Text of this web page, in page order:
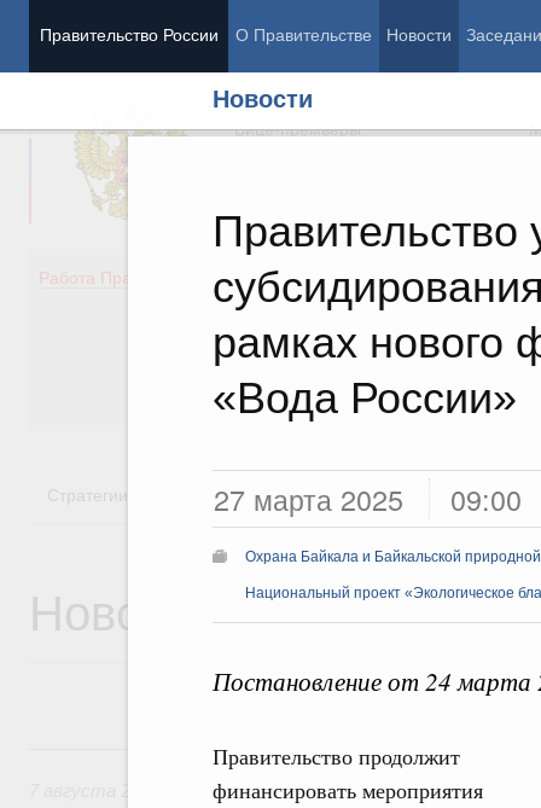
Правительство России О Правительстве Новости
Новости
Правительство
рамках нового
«Вода России»
27 марта 2025 09:00
Охрана Байкала и Байкальской
Национальный проект «Экологическое
Постановление от 24
Правительство продолжит
финансировать мероприятия
Председатель Правительства
Вице-премьеры
Работа Правительства
Демография
Здоровье
Культура
Общество
Государство
Стратегии Государственные программы
Новости
7 августа, пятница
Экономика городов. Городская среда